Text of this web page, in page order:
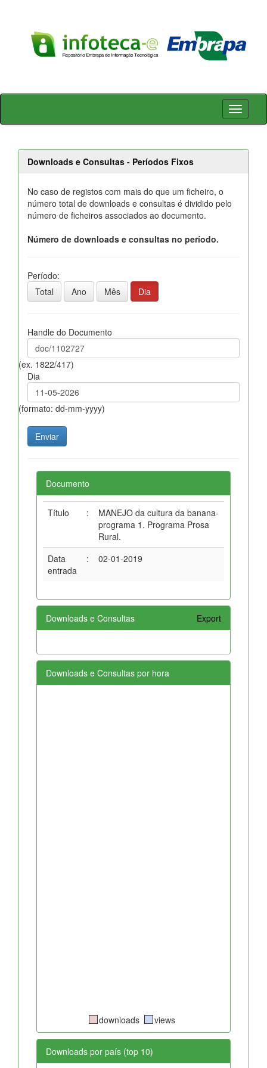
Skip
Downloads e Consultas - Períodos Fixos
No caso de registos com mais do que um ficheiro, o
número total de downloads e consultas é dividido pelo
número de ficheiros associados ao documento.
Número de downloads e consultas no período.
Período:
Total
Ano Mês Dia
Handle do Documento
(ex. 1822/417)
Dia
(formato: dd-mm-yyyy)
Documento
Título :
MANEJO da cultura da banana-
programa 1. Programa Prosa
Rural.
Data
entrada
: 02-01-2019
Downloads e Consultas Export
Downloads e Consultas por hora
downloads views
Downloads por país (top 10)